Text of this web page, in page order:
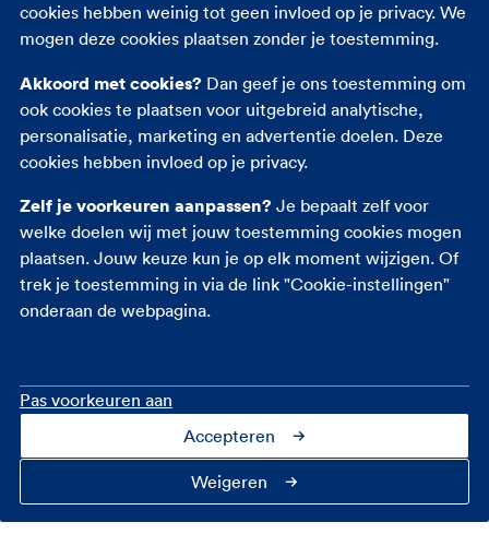
Opstalverzekering
Inboedelverzekering
Reisverzekering
Rechtsbijstandverzekering
Ongevallenverzekering
Cookie-instellingen
cookies hebben weinig tot geen invloed op je privacy. We
mogen deze cookies plaatsen zonder je toestemming.
Akkoord met cookies? Dan geef je ons toestemming om
ook cookies te plaatsen voor uitgebreid analytische,
personalisatie, marketing en advertentie doelen. Deze
cookies hebben invloed op je privacy.
Zelf je voorkeuren aanpassen? Je bepaalt zelf voor
welke doelen wij met jouw toestemming cookies mogen
plaatsen. Jouw keuze kun je op elk moment wijzigen. Of
trek je toestemming in via de link "Cookie-instellingen"
onderaan de webpagina.
Pas voorkeuren aan
Accepteren
Weigeren